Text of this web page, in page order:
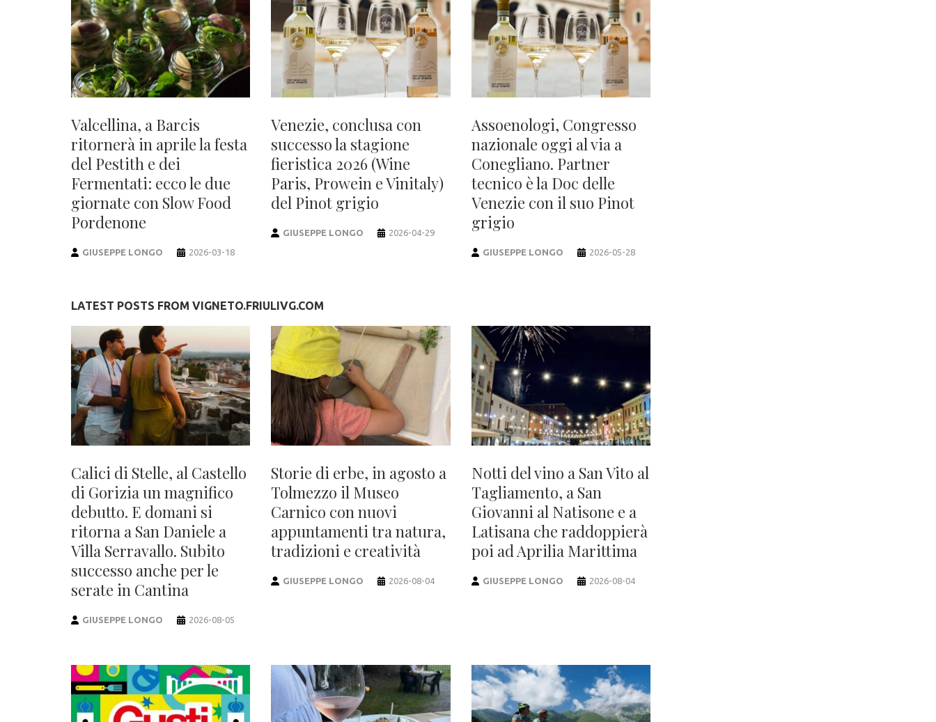
Valcellina, a Barcis
ritornerà in aprile la festa
del Pestith e dei
Fermentati: ecco le due
giornate con Slow Food
Pordenone
GIUSEPPE LONGO 2026-03-18
Venezie, conclusa con
successo la stagione
fieristica 2026 (Wine
Paris, Prowein e Vinitaly)
del Pinot grigio
GIUSEPPE LONGO 2026-04-29
Assoenologi, Congresso
nazionale oggi al via a
Conegliano. Partner
tecnico è la Doc delle
Venezie con il suo Pinot
grigio
GIUSEPPE LONGO 2026-05-28
LATEST POSTS FROM VIGNETO.FRIULIVG.COM
Calici di Stelle, al Castello
di Gorizia un magnifico
debutto. E domani si
ritorna a San Daniele a
Villa Serravallo. Subito
successo anche per le
serate in Cantina
GIUSEPPE LONGO 2026-08-05
Storie di erbe, in agosto a
Tolmezzo il Museo
Carnico con nuovi
appuntamenti tra natura,
tradizioni e creatività
GIUSEPPE LONGO 2026-08-04
Notti del vino a San Vito al
Tagliamento, a San
Giovanni al Natisone e a
Latisana che raddoppierà
poi ad Aprilia Marittima
GIUSEPPE LONGO 2026-08-04